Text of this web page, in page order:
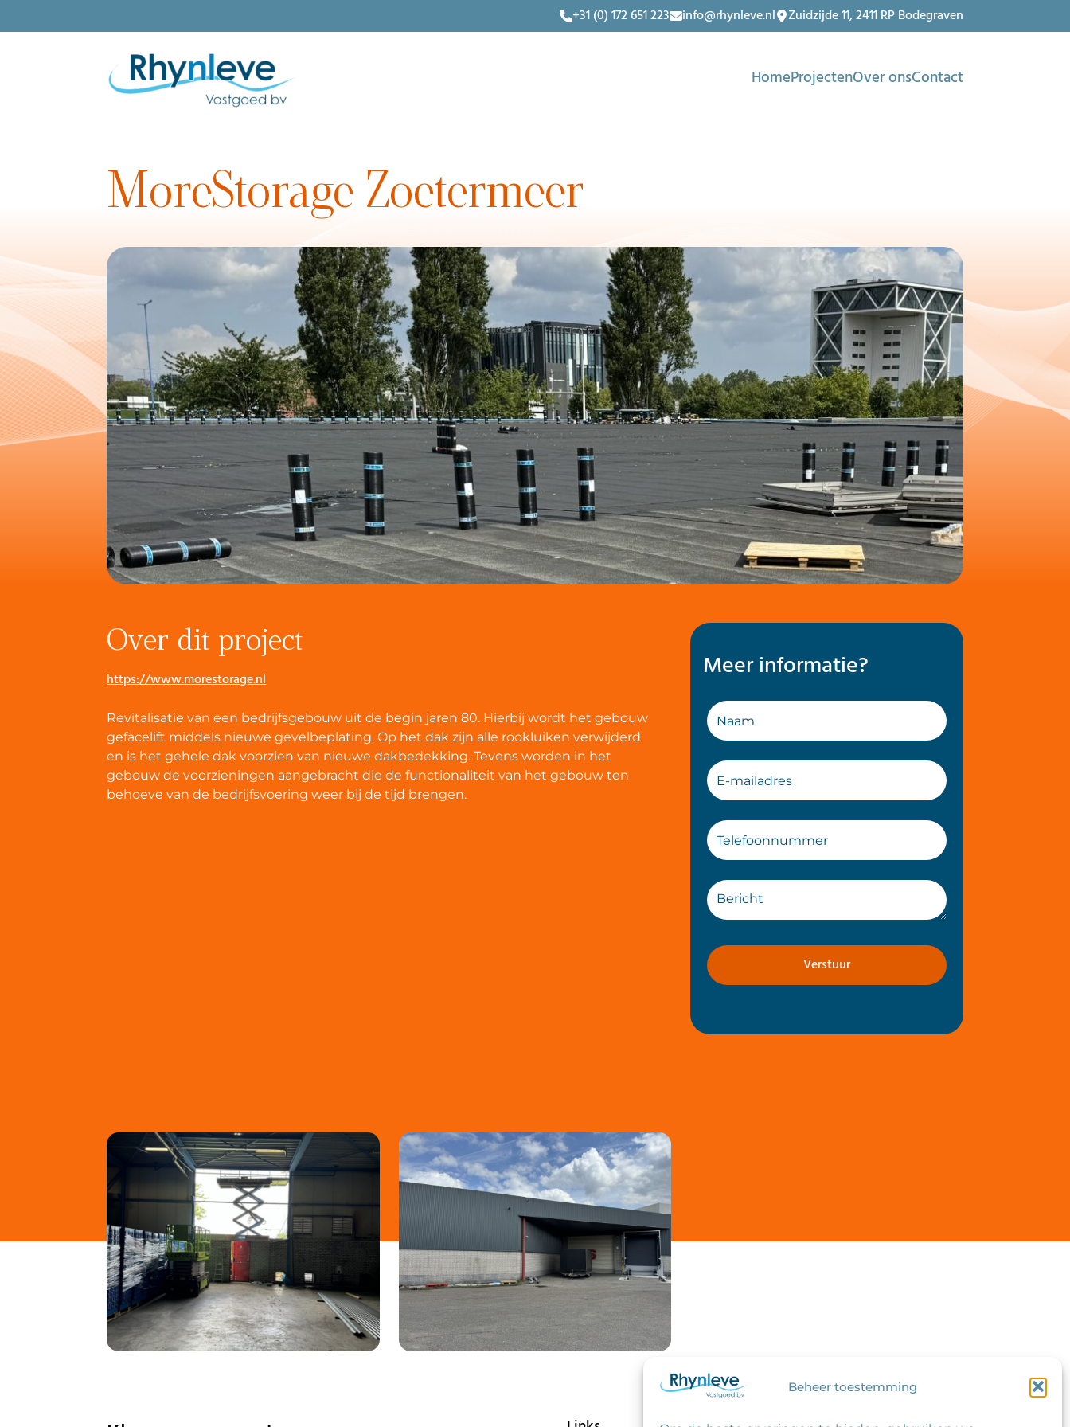
Beheer toestemming
+31 (0) 172 651 223 info@rhynleve.nl Zuidzijde 11, 2411 RP Bodegraven
HomeProjectenOver onsContact
MoreStorage Zoetermeer
Over dit project
https://www.morestorage.nl
Revitalisatie van een bedrijfsgebouw uit de begin jaren 80. Hierbij wordt het gebouw
gefacelift middels nieuwe gevelbeplating. Op het dak zijn alle rookluiken verwijderd
en is het gehele dak voorzien van nieuwe dakbedekking. Tevens worden in het
gebouw de voorzieningen aangebracht die de functionaliteit van het gebouw ten
behoeve van de bedrijfsvoering weer bij de tijd brengen.
Meer informatie?